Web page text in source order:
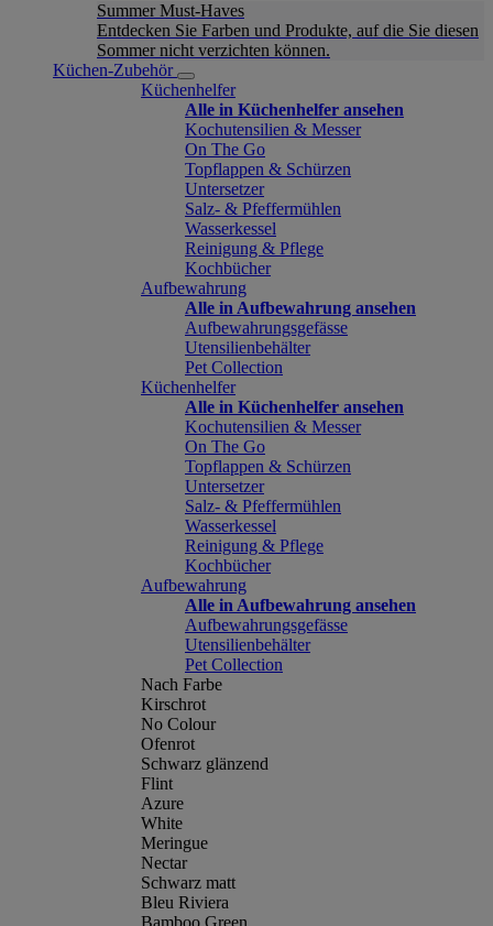
Summer Must-Haves
Entdecken Sie Farben und Produkte, auf die Sie diesen
Sommer nicht verzichten können.
Küchen-Zubehör
Küchenhelfer
Alle in Küchenhelfer ansehen
Kochutensilien & Messer
On The Go
Topflappen & Schürzen
Untersetzer
Salz- & Pfeffermühlen
Wasserkessel
Reinigung & Pflege
Kochbücher
Aufbewahrung
Alle in Aufbewahrung ansehen
Aufbewahrungsgefässe
Utensilienbehälter
Pet Collection
Küchenhelfer
Alle in Küchenhelfer ansehen
Kochutensilien & Messer
On The Go
Topflappen & Schürzen
Untersetzer
Salz- & Pfeffermühlen
Wasserkessel
Reinigung & Pflege
Kochbücher
Aufbewahrung
Alle in Aufbewahrung ansehen
Aufbewahrungsgefässe
Utensilienbehälter
Pet Collection
Nach Farbe
Kirschrot
No Colour
Ofenrot
Schwarz glänzend
Flint
Azure
White
Meringue
Nectar
Schwarz matt
Bleu Riviera
Bamboo Green